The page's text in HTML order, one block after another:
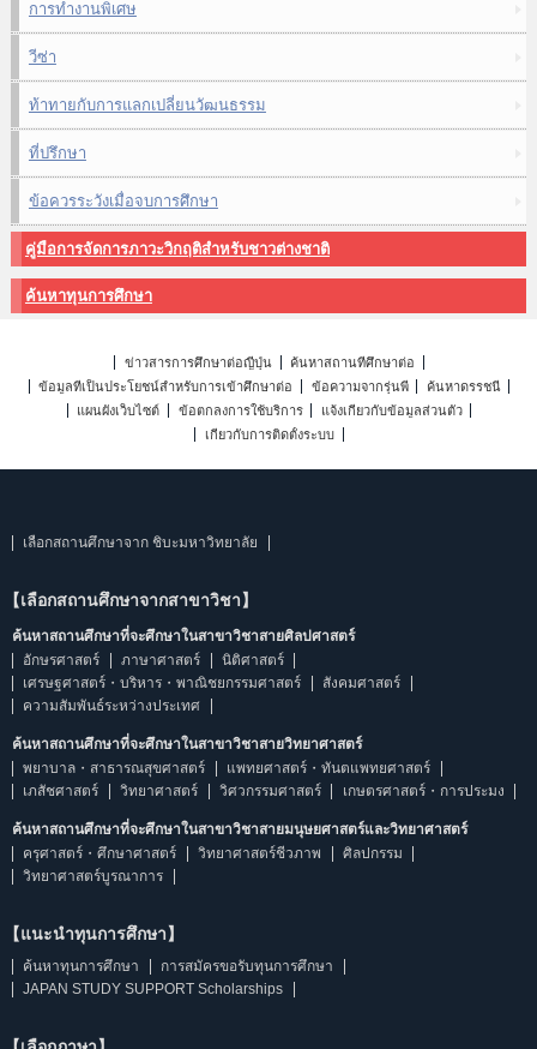
การทำงานพิเศษ
วีซ่า
ท้าทายกับการแลกเปลี่ยนวัฒนธรรม
ที่ปรึกษา
ข้อควรระวังเมื่อจบการศึกษา
คู่มือการจัดการภาวะวิกฤติสำหรับชาวต่างชาติ
ค้นหาทุนการศึกษา
ข่าวสารการศึกษาต่อญี่ปุ่น
ค้นหาสถานที่ศึกษาต่อ
ข้อมูลที่เป็นประโยชน์สำหรับการเข้าศึกษาต่อ
ข้อความจากรุ่นพี่
ค้นหาดรรชนี
แผนผังเว็บไซต์
ข้อตกลงการใช้บริการ
แจ้งเกี่ยวกับข้อมูลส่วนตัว
เกี่ยวกับการติดตั้งระบบ
เลือกสถานศึกษาจาก ชิบะมหาวิทยาลัย
【เลือกสถานศึกษาจากสาขาวิชา】
ค้นหาสถานศึกษาที่จะศึกษาในสาขาวิชาสายศิลปศาสตร์
อักษรศาสตร์
ภาษาศาสตร์
นิติศาสตร์
เศรษฐศาสตร์・บริหาร・พาณิชยกรรมศาสตร์
สังคมศาสตร์
ความสัมพันธ์ระหว่างประเทศ
ค้นหาสถานศึกษาที่จะศึกษาในสาขาวิชาสายวิทยาศาสตร์
พยาบาล・สาธารณสุขศาสตร์
แพทยศาสตร์・ทันตแพทยศาสตร์
เภสัชศาสตร์
วิทยาศาสตร์ วิศวกรรมศาสตร์ เกษตรศาสตร์・การประมง
ค้นหาสถานศึกษาที่จะศึกษาในสาขาวิชาสายมนุษยศาสตร์และวิทยาศาสตร์
ครุศาสตร์・ศึกษาศาสตร์
วิทยาศาสตร์ชีวภาพ
ศิลปกรรม
วิทยาศาสตร์บูรณาการ
【แนะนำทุนการศึกษา】
ค้นหาทุนการศึกษา
การสมัครขอรับทุนการศึกษา
JAPAN STUDY SUPPORT Scholarships